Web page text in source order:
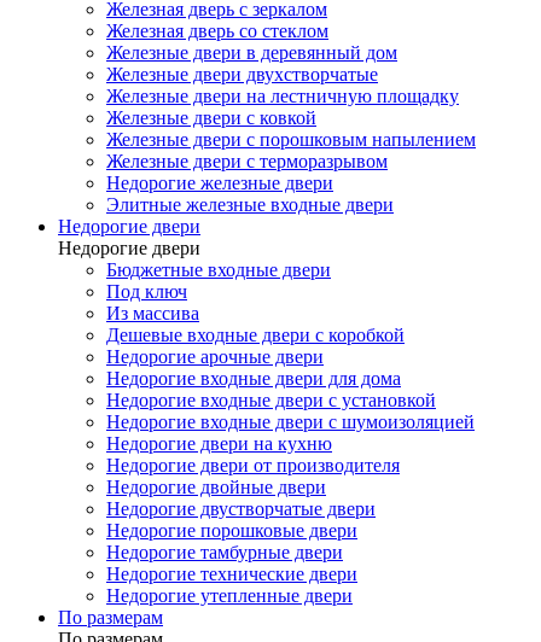
Железная дверь с зеркалом
Железная дверь со стеклом
Железные двери в деревянный дом
Железные двери двухстворчатые
Железные двери на лестничную площадку
Железные двери с ковкой
Железные двери с порошковым напылением
Железные двери с терморазрывом
Недорогие железные двери
Элитные железные входные двери
Недорогие двери
Недорогие двери
Бюджетные входные двери
Под ключ
Из массива
Дешевые входные двери с коробкой
Недорогие арочные двери
Недорогие входные двери для дома
Недорогие входные двери с установкой
Недорогие входные двери с шумоизоляцией
Недорогие двери на кухню
Недорогие двери от производителя
Недорогие двойные двери
Недорогие двустворчатые двери
Недорогие порошковые двери
Недорогие тамбурные двери
Недорогие технические двери
Недорогие утепленные двери
По размерам